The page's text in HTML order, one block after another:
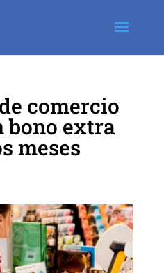
comercio
bono extra
meses